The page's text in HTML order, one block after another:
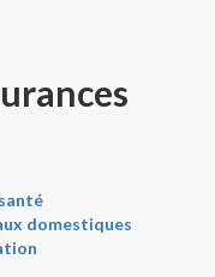
domestiques